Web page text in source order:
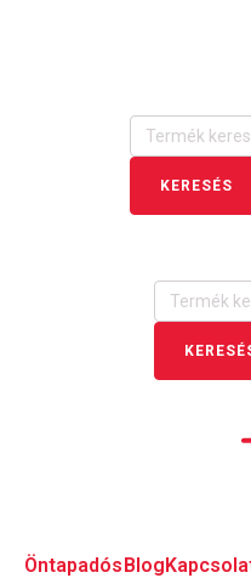
Products
search
KERESÉS
Products
search
ÖntapadósBlog